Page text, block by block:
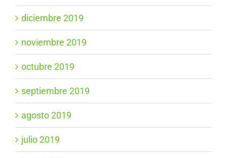
diciembre 2019
noviembre 2019
octubre 2019
septiembre 2019
agosto 2019
julio 2019